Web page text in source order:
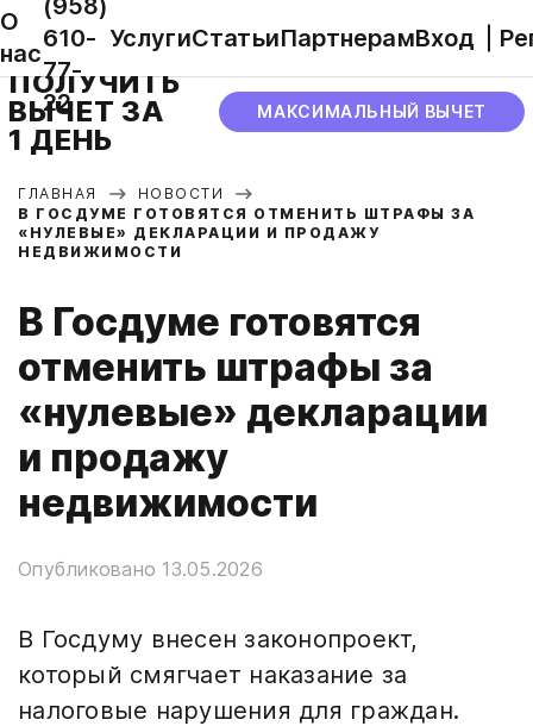
О
нас
610-
77-
22
УслугиСтатьиПартнерамВход
ПОЛУЧИТЬ
ВЫЧЕТ ЗА
1 ДЕНЬ
МАКСИМАЛЬНЫЙ ВЫЧЕТ
ГЛАВНАЯ
НОВОСТИ
В ГОСДУМЕ ГОТОВЯТСЯ ОТМЕНИТЬ ШТРАФЫ ЗА
«НУЛЕВЫЕ» ДЕКЛАРАЦИИ И ПРОДАЖУ
НЕДВИЖИМОСТИ
В Госдуме готовятся
отменить штрафы за
«нулевые» декларации
и продажу
недвижимости
Опубликовано 13.05.2026
В Госдуму внесен законопроект,
который смягчает наказание за
налоговые нарушения для граждан.